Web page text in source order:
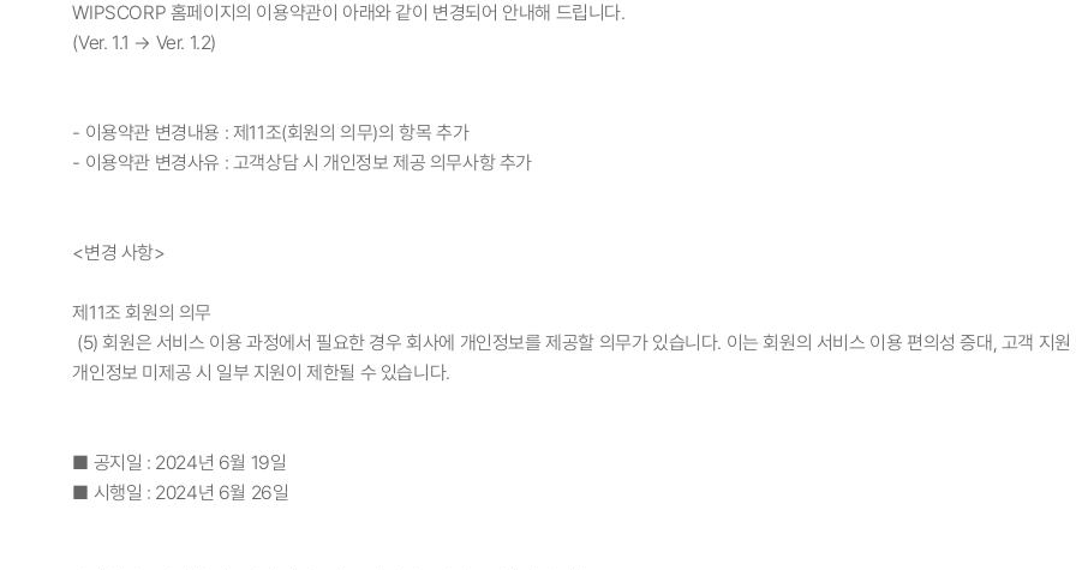
WIPSCORP 홈페이지의 이용약관이 아래와 같이 변경되어 안내해 드립니다.
(Ver. 1.1 → Ver. 1.2)
- 이용약관 변경내용 : 제11조(회원의 의무)의 항목 추가
- 이용약관 변경사유 : 고객상담 시 개인정보 제공 의무사항 추가
<변경 사항>
제11조 회원의 의무
(5) 회원은 서비스 이용 과정에서 필요한 경우 회사에 개인정보를 제공할 의무가 있습니다. 이는 회원의 서비스 이용 편의성 증대, 고객 지
개인정보 미제공 시 일부 지원이 제한될 수 있습니다.
■ 공지일 : 2024년 6월 19일
■ 시행일 : 2024년 6월 26일